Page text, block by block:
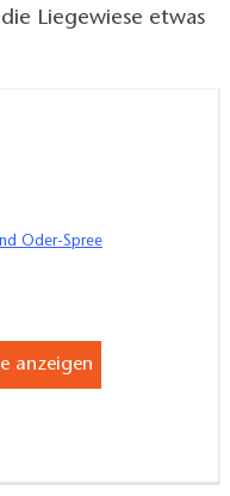
Liegewiese etwas
Oder-Spree
anzeigen